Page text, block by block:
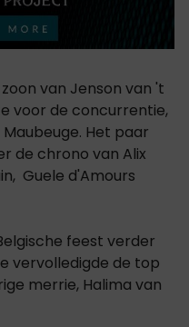
van Jenson van 't
voor de concurrentie,
Het paar
de chrono van Alix
Guele d'Amours
feest verder
vervolledigde de top
merrie, Halima van